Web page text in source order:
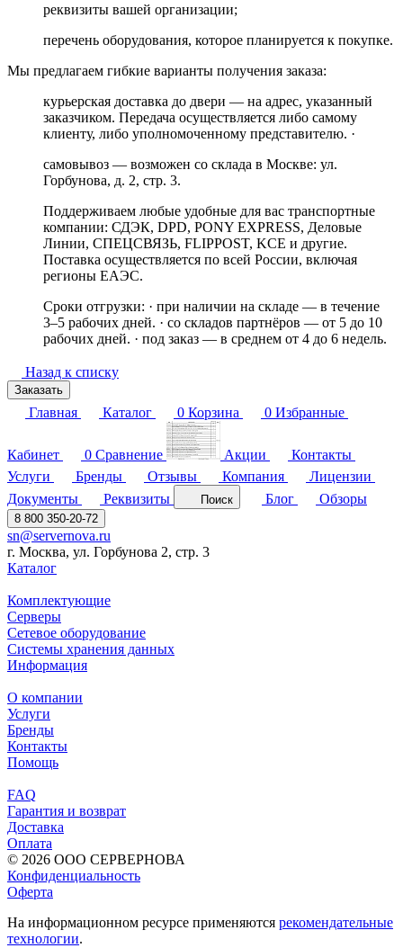
реквизиты вашей организации;
перечень оборудования, которое планируется к покупке.
Мы предлагаем гибкие варианты получения заказа:
курьерская доставка до двери — на адрес, указанный
заказчиком. Передача осуществляется либо самому
клиенту, либо уполномоченному представителю. ·
самовывоз — возможен со склада в Москве: ул.
Горбунова, д. 2, стр. 3.
Поддерживаем любые удобные для вас транспортные
компании: СДЭК, DPD, PONY EXPRESS, Деловые
Линии, СПЕЦСВЯЗЬ, FLIPPOST, KCE и другие.
Поставка осуществляется по всей России, включая
регионы ЕАЭС.
Сроки отгрузки: · при наличии на складе — в течение
3–5 рабочих дней. · со складов партнёров — от 5 до 10
рабочих дней. · под заказ — в среднем от 4 до 6 недель.
Назад к списку
Заказать
Главная Каталог 0 Корзина 0 Избранные
Кабинет 0 Сравнение Акции
Контакты
Услуги
Бренды Отзывы Компания
Лицензии
Документы
Реквизиты Поиск Блог Обзоры
8 800 350-20-72
sn@servernova.ru
г. Москва, ул. Горбунова 2, стр. 3
Каталог
Комплектующие
Серверы
Сетевое оборудование
Системы хранения данных
Информация
О компании
Услуги
Бренды
Контакты
Помощь
FAQ
Гарантия и возврат
Доставка
Оплата
© 2026 ООО СЕРВЕРНОВА
Конфиденциальность
Оферта
На информационном ресурсе применяются рекомендательные
технологии.